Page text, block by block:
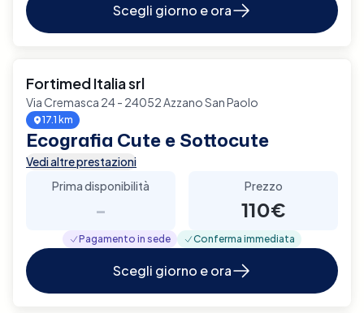
Scegli giorno e ora
Fortimed Italia srl
Via Cremasca 24 - 24052 Azzano San Paolo
17.1 km
Ecografia Cute e Sottocute
Vedi altre prestazioni
Prima disponibilità
-
Prezzo
110€
Pagamento in sede Conferma immediata
Scegli giorno e ora